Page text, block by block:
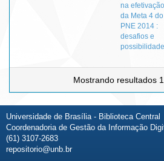
na efetivação
da Meta 4 do
PNE 2014 :
desafios e
Mostrando resultados
Universidade de Brasília - Biblioteca Central
Coordenadoria de Gestão da Informação
(61) 3107-2683
repositorio@unb.br